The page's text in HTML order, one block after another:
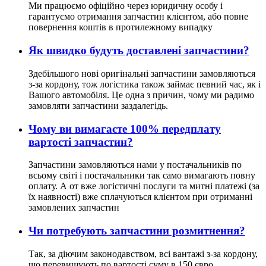
Ми працюємо офіційно через юридичну особу і
гарантуємо отримання запчастин клієнтом, або повне
повернення коштів в протилежному випадку
Як швидко будуть доставлені запчастини?
Здебільшого нові оригінальні запчастини замовляються
з-за кордону, тож логістика також займає певний час, як і
Вашого автомобіля. Це одна з причин, чому ми радимо
замовляти запчастини заздалегідь.
Чому ви вимагаєте 100% передплату
вартості запчастин?
Запчастини замовляються нами у постачальників по
всьому світі і постачальники так само вимагають повну
оплату. А от вже логістичні послуги та митні платежі (за
їх наявності) вже сплачуються клієнтом при отриманні
замовлених запчастин
Чи потребують запчастини розмитнення?
Так, за діючим законодавством, всі вантажі з-за кордону,